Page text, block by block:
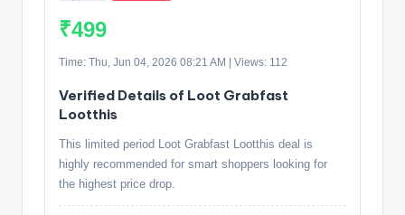
₹499
Time: Thu, Jun 04, 2026 08:21 AM | Views: 112
Verified Details of Loot Grabfast
Lootthis
This limited period Loot Grabfast Lootthis deal is
highly recommended for smart shoppers looking for
the highest price drop.